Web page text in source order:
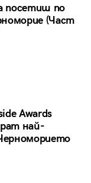
посетиш по
(Част
Awards
най-